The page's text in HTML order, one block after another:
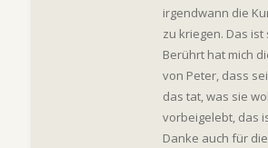
irgendwann die
zu kriegen. Das
Berührt hat mich
von Peter, dass
das tat, was sie
vorbeigelebt, das
Danke auch für